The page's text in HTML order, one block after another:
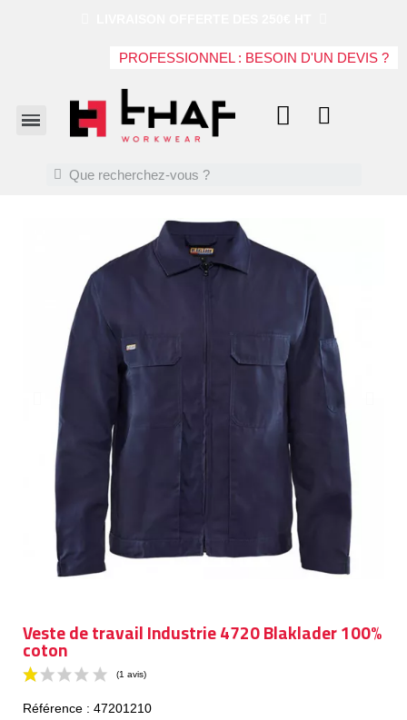
PROFESSIONNEL : BESOIN D'UN DEVIS ?
Veste de travail Industrie 4720 Blaklader 100%
coton
Référence : 47201210